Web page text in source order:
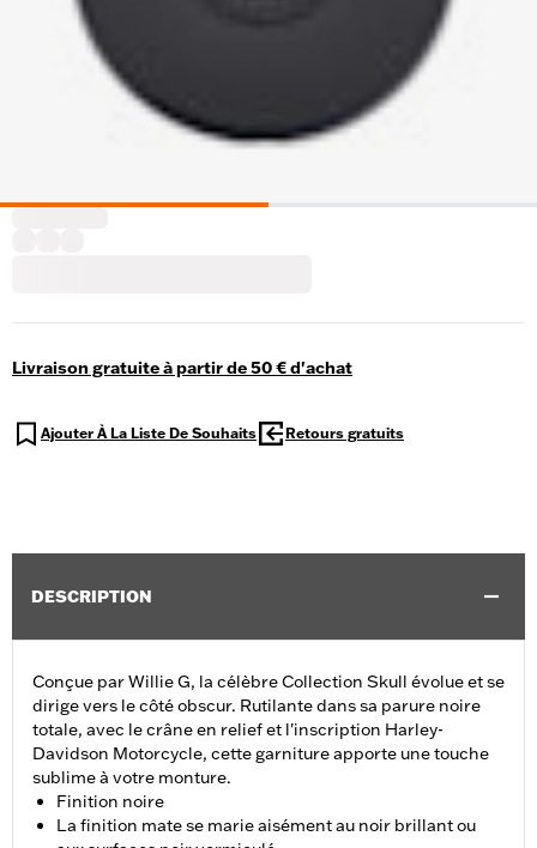
Livraison gratuite à partir de 50 € d'achat
Ajouter À La Liste De Souhaits Retours gratuits
DESCRIPTION
Conçue par Willie G, la célèbre Collection Skull évolue et se
dirige vers le côté obscur. Rutilante dans sa parure noire
totale, avec le crâne en relief et l'inscription Harley-
Davidson Motorcycle, cette garniture apporte une touche
sublime à votre monture.
Finition noire
La finition mate se marie aisément au noir brillant ou